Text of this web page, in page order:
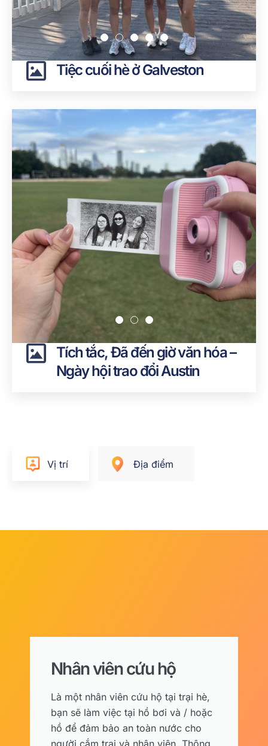
Tiệc cuối hè ở Galveston
Tích tắc, Đã đến giờ văn hóa –
Ngày hội trao đổi Austin
Vị trí Địa điểm
Nhân viên cứu hộ
Là một nhân viên cứu hộ tại trại hè,
bạn sẽ làm việc tại hồ bơi và / hoặc
hồ để đảm bảo an toàn nước cho